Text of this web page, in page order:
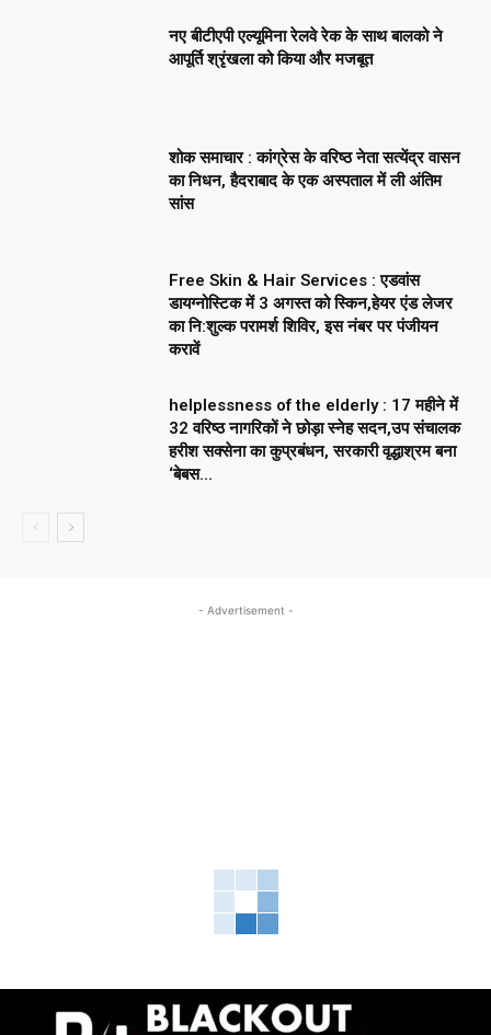
नए बीटीएपी एल्यूमिना रेलवे रेक के साथ बालको ने
आपूर्ति श्रृंखला को किया और मजबूत
शोक समाचार : कांग्रेस के वरिष्ठ नेता सत्येंद्र वासन
का निधन, हैदराबाद के एक अस्पताल में ली अंतिम
सांस
Free Skin & Hair Services : एडवांस
डायग्नोस्टिक में 3 अगस्त को स्किन,हेयर एंड लेजर
का नि:शुल्क परामर्श शिविर, इस नंबर पर पंजीयन
करावें
helplessness of the elderly : 17 महीने में
32 वरिष्ठ नागरिकों ने छोड़ा स्नेह सदन,उप संचालक
हरीश सक्सेना का कुप्रबंधन, सरकारी वृद्धाश्रम बना
‘बेबस...
- Advertisement -